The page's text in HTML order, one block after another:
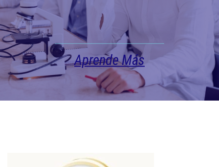
Aprende Más